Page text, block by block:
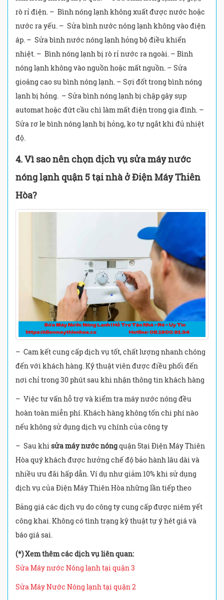
rò rỉ điện. – Bình nóng lạnh không xuất được nước hoặc
nước ra yếu. – Sửa bình nước nóng lạnh không vào điện
áp. – Sửa bình nước nóng lạnh hỏng bộ điều khiển
nhiệt. – Bình nóng lạnh bị rò rỉ nước ra ngoài. – Bình
nóng lạnh không vào nguồn hoặc mất nguồn. – Sửa
gioăng cao su bình nóng lạnh. – Sợi đốt trong bình nóng
lạnh bị hỏng. – Sửa bình nóng lạnh bị chập gây sụp
automat hoặc đứt cầu chì làm mất điện trong gia đình. –
Sửa rơ le bình nóng lạnh bị hỏng, ko tự ngắt khi đủ nhiệt
độ.
4. Vì sao nên chọn dịch vụ sửa máy nước
nóng lạnh quận 5 tại nhà ở Điện Máy Thiên
Hòa?
– Cam kết cung cấp dịch vụ tốt, chất lượng nhanh chóng
đến với khách hàng. Kỹ thuật viên được điều phối đến
nơi chỉ trong 30 phút sau khi nhận thông tin khách hàng
– Việc tư vấn hỗ trợ và kiểm tra máy nước nóng đều
hoàn toàn miễn phí. Khách hàng không tốn chi phí nào
nếu không sử dụng dịch vụ chính của công ty
– Sau khi sửa máy nước nóngquận 5tại Điện Máy Thiên
Hòa quý khách được hưởng chế độ bảo hành lâu dài và
nhiều ưu đãi hấp dẫn. Ví dụ như giảm 10% khi sử dụng
dịch vụ của Điện Máy Thiên Hòa những lần tiếp theo
Bảng giá các dịch vụ do công ty cung cấp được niêm yết
công khai. Không có tình trạng kỹ thuật tự ý hét giá và
báo giá sai.
(*) Xem thêm các dịch vụ liên quan:
Sửa Máy nước Nóng lạnh tại quận 3
Sửa Máy Nước Nóng lạnh tại quận 2